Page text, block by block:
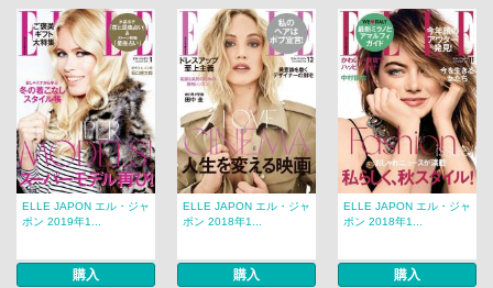
ELLE JAPON エル・ジャ
ポン 2019年1...
購入
ELLE JAPON エル・ジャ
ポン 2018年1...
購入
ELLE JAPON エル・ジャ
ポン 2018年1...
購入